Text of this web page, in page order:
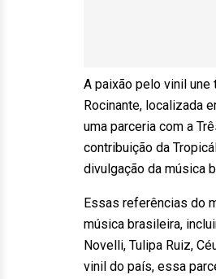
A paixão pelo vinil une
Rocinante, localizada
uma parceria com a
contribuição da
divulgação da música
Essas referências do
música brasileira,
Novelli, Tulipa Ruiz,
vinil do país, essa